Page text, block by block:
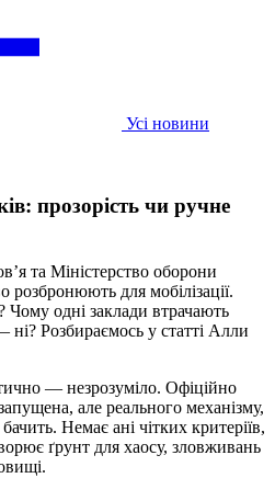
Усі новини
прозорість чи ручне
та Міністерство оборони
розбронюють для мобілізації.
Чому одні заклади втрачають
Розбираємось у статті Алли
— незрозуміло. Офіційно
але реального механізму,
Немає ані чітких критеріїв,
ґрунт для хаосу, зловживань